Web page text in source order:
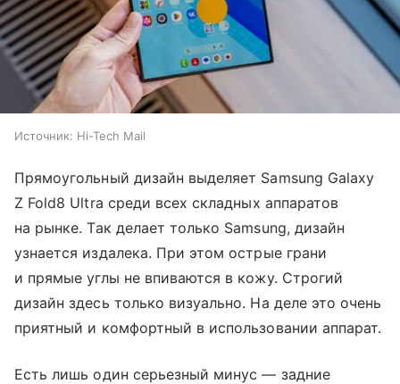
Источник: Hi-Tech Mail
Прямоугольный дизайн выделяет Samsung Galaxy
Z Fold8 Ultra среди всех складных аппаратов
на рынке. Так делает только Samsung, дизайн
узнается издалека. При этом острые грани
и прямые углы не впиваются в кожу. Строгий
дизайн здесь только визуально. На деле это очень
приятный и комфортный в использовании аппарат.
Есть лишь один серьезный минус — задние